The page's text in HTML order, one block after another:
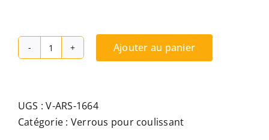
quantité
de
securité
Ajouter au panier
UGS :V-ARS-1664
Catégorie : Verrous pour coulissant